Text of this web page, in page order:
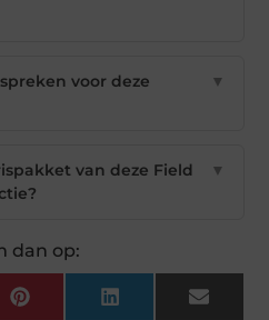
voor deze
▼
van deze Field
▼
dan op:
Pinterest LinkedIn Email